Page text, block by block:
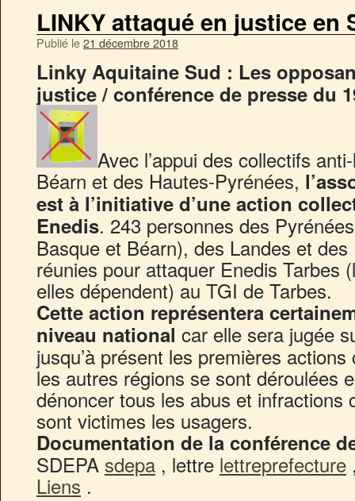
LINKY attaqué en justice en
Publié le21 décembre 2018
Linky Aquitaine Sud : Les
justice / conférence de presse du
Avec l’appui des collectifs
Béarn et des Hautes-Pyrénées,
est à l’initiative d’une action
Enedis. 243 personnes des
Basque et Béarn), des Landes et
réunies pour attaquer Enedis Tarbes
elles dépendent) au TGI de Tarbes.
Cette action représentera
niveau national car elle sera jugée
jusqu’à présent les premières
les autres régions se sont déroulées
dénoncer tous les abus et infractions
sont victimes les usagers.
Documentation de la conférence
SDEPA sdepa , lettre lettreprefecture
Liens .